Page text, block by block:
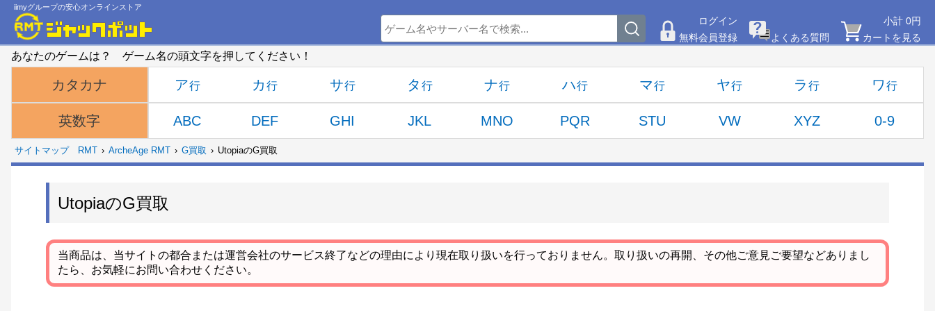
iimyグループの安心オンラインストア
ログイン
無料会員登録
よくある質問
小計 0円
カートを見る
あなたのゲームは？ ゲーム名の頭文字を押してください！
カタカナ
英数字
ア カ サ タ ナ ハ マ ヤ ラ ワ
ABC DEF GHI JKL MNO PQR STU VW XYZ 0-9
サイトマップ RMT ArcheAge RMT G買取 UtopiaのG買取
UtopiaのG買取
当商品は、当サイトの都合または運営会社のサービス終了などの理由により現在取り扱いを行っておりません。取り扱いの再開、その他ご意見ご要望などありまし
たら、お気軽にお問い合わせください。